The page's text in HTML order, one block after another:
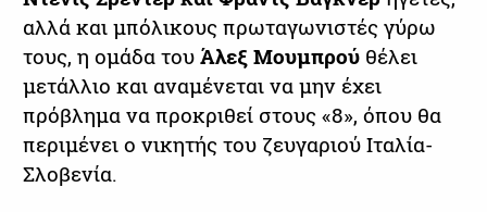
αλλά και μπόλικους πρωταγωνιστές γύρω
τους, η ομάδα τουΆλεξ Μουμπρού θέλει
μετάλλιο και αναμένεται να μην έχει
πρόβλημα να προκριθεί στους «8», όπου θα
περιμένει ο νικητής του ζευγαριού Ιταλία-
Σλοβενία.